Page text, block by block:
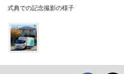
式典での記念撮影の様子